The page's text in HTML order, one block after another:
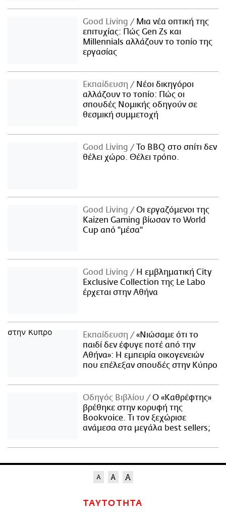
Good Living
Μια νέα οπτική της
επιτυχίας: Πώς Gen Zs και
Millennials αλλάζουν το τοπίο της
εργασίας
Εκπαίδευση
Νέοι δικηγόροι
αλλάζουν το τοπίο: Πώς οι
σπουδές Νομικής οδηγούν σε
θεσμική συμμετοχή
Good Living
Το BBQ στο σπίτι δεν
θέλει χώρο. Θέλει τρόπο.
Good Living
Οι εργαζόμενοι της
Kaizen Gaming βίωσαν το World
Cup από "μέσα"
Good Living
Η εμβληματική City
Exclusive Collection της Le Labo
έρχεται στην Αθήνα
Εκπαίδευση
«Νιώσαμε ότι το
παιδί δεν έφυγε ποτέ από την
Αθήνα»: Η εμπειρία οικογενειών
που επέλεξαν σπουδές στην Κύπρο
Οδηγός Βιβλίου
Ο «Καθρέφτης»
βρέθηκε στην κορυφή της
Bookvoice. Τι τον ξεχώρισε
ανάμεσα στα μεγάλα best sellers;
ΤΑΥΤΟΤΗΤΑ